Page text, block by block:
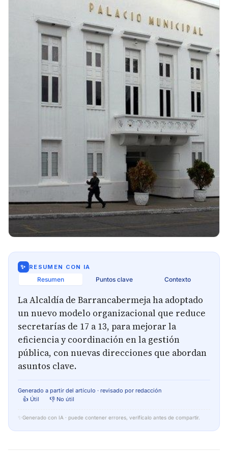
✨ RESUMEN CON IA
Resumen Puntos clave Contexto
La Alcaldía de Barrancabermeja ha adoptado
un nuevo modelo organizacional que reduce
secretarías de 17 a 13, para mejorar la
eficiencia y coordinación en la gestión
pública, con nuevas direcciones que abordan
asuntos clave.
Generado a partir del artículo · revisado por redacción
👍 Útil
👎 No útil
✨ Generado con IA · puede contener errores, verifícalo antes de compartir.